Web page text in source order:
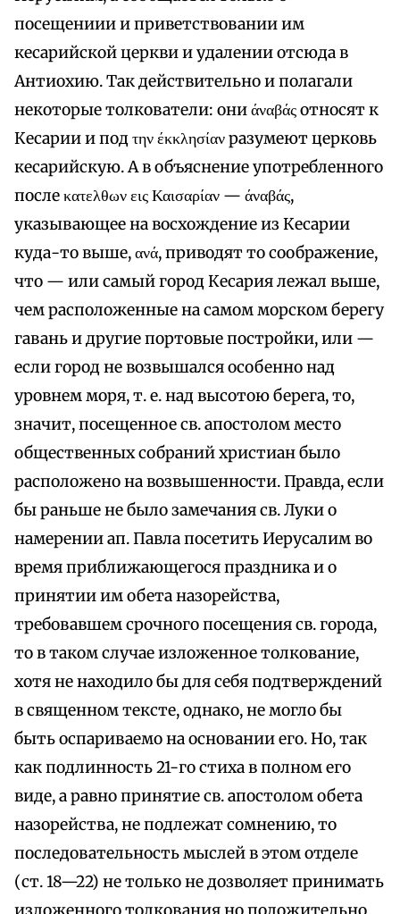
посещениии и приветствовании им
кесарийской церкви и удалении отсюда в
Антиохию. Так действительно и полагали
некоторые толкователи: они άναβάς относят к
Кесарии и под την έκκλησίαν разумеют церковь
кесарийскую. А в объяснение употребленного
после κατελθων εις Καισαρίαν — άναβάς,
указывающее на восхождение из Кесарии
куда-то выше, ανά, приводят то соображение,
что — или самый город Кесария лежал выше,
чем расположенные на самом морском берегу
гавань и другие портовые постройки, или —
если город не возвышался особенно над
уровнем моря, т. е. над высотою берега, то,
значит, посещенное св. апостолом место
общественных собраний христиан было
расположено на возвышенности. Правда, если
бы раньше не было замечания св. Луки о
намерении ап. Павла посетить Иерусалим во
время приближающегося праздника и о
принятии им обета назорейства,
требовавшем срочного посещения св. города,
то в таком случае изложенное толкование,
хотя не находило бы для себя подтверждений
в священном тексте, однако, не могло бы
быть оспариваемо на основании его. Но, так
как подлинность 21-го стиха в полном его
виде, а равно принятие св. апостолом обета
назорейства, не подлежат сомнению, то
последовательность мыслей в этом отделе
(ст. 18—22) не только не дозволяет принимать